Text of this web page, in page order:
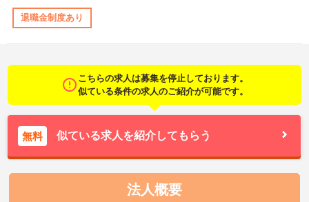
退職金制度あり
こちらの求人は募集を停止しております。
似ている条件の求人のご紹介が可能です。
無料 似ている求人を紹介してもらう
法人概要